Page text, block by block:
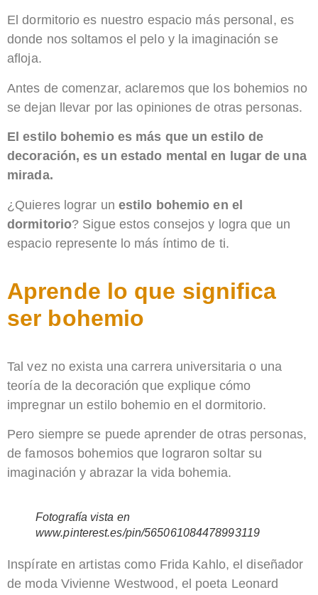
El dormitorio es nuestro espacio más personal, es
donde nos soltamos el pelo y la imaginación se
afloja.
Antes de comenzar, aclaremos que los bohemios no
se dejan llevar por las opiniones de otras personas.
El estilo bohemio es más que un estilo de
decoración, es un estado mental en lugar de una
mirada.
¿Quieres lograr un estilo bohemio en el
dormitorio? Sigue estos consejos y logra que un
espacio represente lo más íntimo de ti.
Aprende lo que significa
ser bohemio
Tal vez no exista una carrera universitaria o una
teoría de la decoración que explique cómo
impregnar un estilo bohemio en el dormitorio.
Pero siempre se puede aprender de otras personas,
de famosos bohemios que lograron soltar su
imaginación y abrazar la vida bohemia.
Fotografía vista en
www.pinterest.es/pin/565061084478993119
Inspírate en artistas como Frida Kahlo, el diseñador
de moda Vivienne Westwood, el poeta Leonard